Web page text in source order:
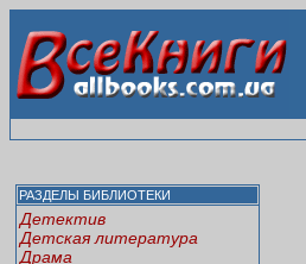
РАЗДЕЛЫ БИБЛИОТЕКИ
Детектив
Детская литература
Драма